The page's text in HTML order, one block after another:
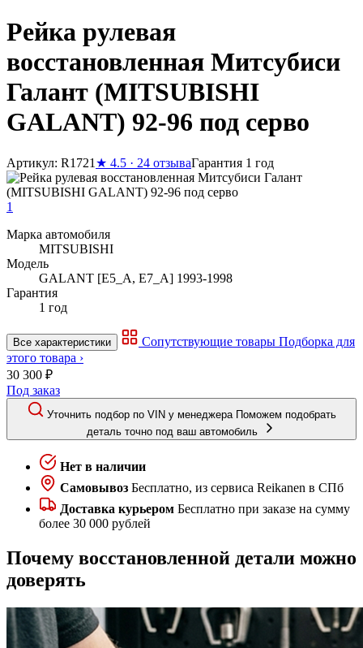
Рейка рулевая
восстановленная Митсубиси
Галант (MITSUBISHI
GALANT) 92-96 под серво
Артикул: R1721 ★ 4.5 · 24 отзываГарантия 1 год
1
Марка автомобиля
MITSUBISHI
Модель
GALANT [E5_A, E7_A] 1993-1998
Гарантия
1 год
Все характеристики Сопутствующие товары Подборка для
этого товара ›
30 300 ₽
Под заказ
Уточнить подбор по VIN у менеджера Поможем подобрать
деталь точно под ваш автомобиль
Нет в наличии
Самовывоз Бесплатно, из сервиса Reikanen в СПб
Доставка курьером Бесплатно при заказе на сумму
более 30 000 рублей
Почему восстановленной детали можно
доверять